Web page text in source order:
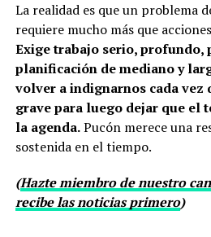
La realidad es que un problema
requiere mucho más que
Exige trabajo serio, profundo,
planificación de mediano y
volver a indignarnos cada vez
grave para luego dejar que el
la agenda.Pucón merece una
sostenida en el tiempo.
(Hazte miembro de nuestro
recibe las noticias primero)